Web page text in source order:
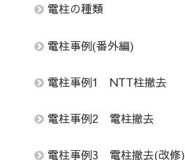
電柱の種類
電柱事例(番外編)
電柱事例1 NTT柱撤去
電柱事例2 電柱撤去
電柱事例3 電柱撤去(改修)